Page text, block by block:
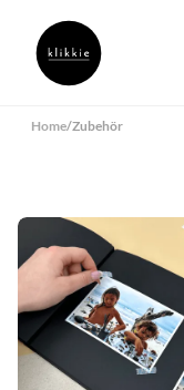
Home/Zubehör